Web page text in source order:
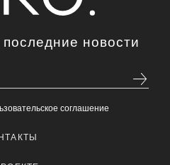
новости
соглашение